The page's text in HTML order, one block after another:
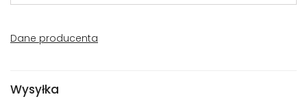
Dane producenta
Wysyłka